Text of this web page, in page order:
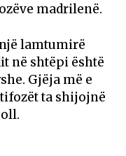
madrilenë.
lamtumirë
në shtëpi është
Gjëja më e
ta shijojnë